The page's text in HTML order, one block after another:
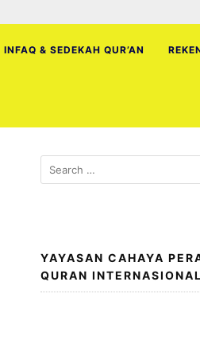
INFAQ & SEDEKAH QUR’AN
Search
for:
YAYASAN CAHAYA
QURAN INTERNASIONAL